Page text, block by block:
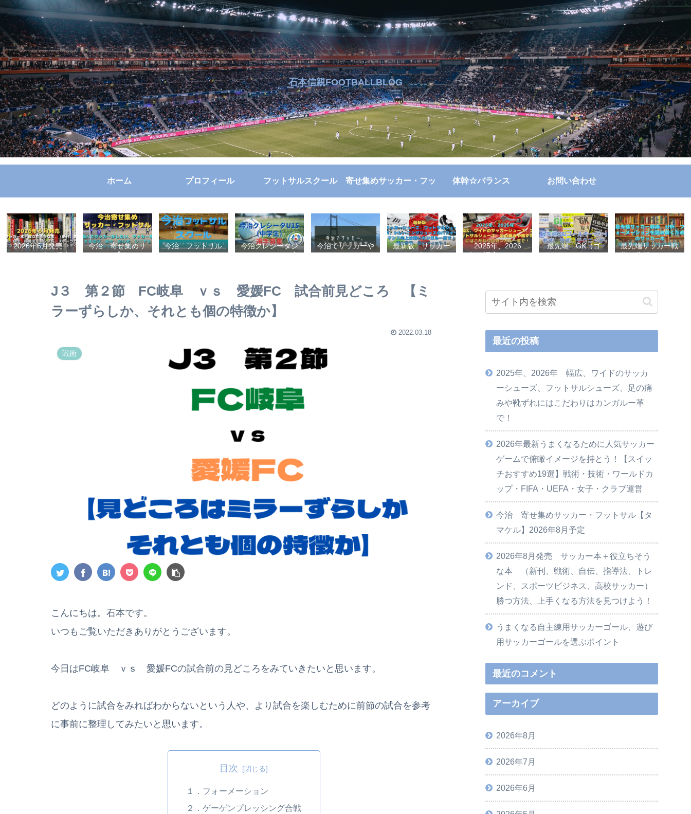
石本信親FOOTBALLBLOG
ホーム プロフィール フットサルスクール 寄せ集めサッカー・フッ
トサル
体幹☆バランス お問い合わせ
2026年6月発売
サッカー本＋役立
ド、スポーツビジ
ー）勝つ方法、上
手くなる方法を見
今治 寄せ集めサ
ッカー【タマケ
ッカーをする場
所、男女、初心
もいっしょに！
【タマケル】
今治 フットサル
スクール
今治クレシータジ
ュニアユース（中
今治でサッカーや
フットサルの始め
かスクールを選ぶ
基準】小学生、幼
最新版 サッカー
シューズ、フット
ズのパフォーマン
ス向上は軽いカン
2025年、2026
年 幅広、ワイド
や靴ずれにはこだ
わりはカンガルー
革で！
最先端 GK（ゴ
ールキーパー）
世界基準へ 練習
メニューなど選
最先端サッカー戦
術、分析、フォー
【2023年版】
J３ 第２節 FC岐阜 ｖｓ 愛媛FC 試合前見どころ 【ミ
ラーずらしか、それとも個の特徴か】
2022.03.18
戦術
こんにちは。石本です。
いつもご覧いただきありがとうございます。
今日はFC岐阜 ｖｓ 愛媛FCの試合前の見どころをみていきたいと思います。
どのように試合をみればわからないという人や、より試合を楽しむために前節の試合を参考
に事前に整理してみたいと思います。
目次
１．フォーメーション
２．ゲーゲンプレッシング合戦
最近の投稿
2025年、2026年 幅広、ワイドのサッカ
ーシューズ、フットサルシューズ、足の痛
みや靴ずれにはこだわりはカンガルー革
で！
2026年最新うまくなるために人気サッカー
ゲームで俯瞰イメージを持とう！【スイッ
チおすすめ19選】戦術・技術・ワールドカ
ップ・FIFA・UEFA・女子・クラブ運営
今治 寄せ集めサッカー・フットサル【タ
マケル】2026年8月予定
2026年8月発売 サッカー本＋役立ちそう
な本 （新刊、戦術、自伝、指導法、トレ
ンド、スポーツビジネス、高校サッカー）
勝つ方法、上手くなる方法を見つけよう！
うまくなる自主練用サッカーゴール、遊び
用サッカーゴールを選ぶポイント
最近のコメント
アーカイブ
2026年8月
2026年7月
2026年6月